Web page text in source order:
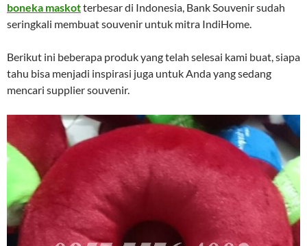
boneka maskotterbesar di Indonesia, Bank Souvenir sudah
seringkali membuat souvenir untuk mitra IndiHome.
Berikut ini beberapa produk yang telah selesai kami buat, siapa
tahu bisa menjadi inspirasi juga untuk Anda yang sedang
mencari supplier souvenir.